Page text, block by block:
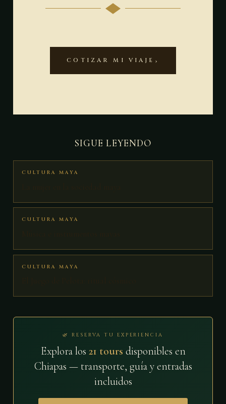
COTIZAR MI VIAJE
SIGUE LEYENDO
CULTURA MAYA
CULTURA MAYA
CULTURA MAYA
🌿 RESERVA TU EXPERIENCIA
Explora los 21 tours disponibles en
Chiapas — transporte, guía y entradas
incluidos